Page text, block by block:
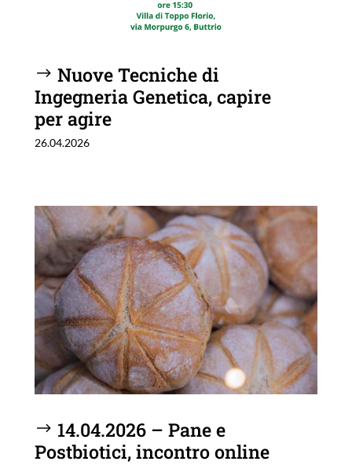
Nuove Tecniche di
Ingegneria Genetica, capire
per agire
26.04.2026
14.04.2026 – Pane e
Postbiotici, incontro online